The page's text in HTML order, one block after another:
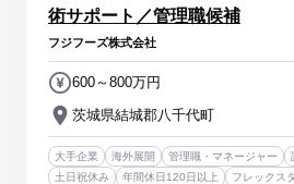
術サポート／管理職候補
フジフーズ株式会社
茨城県結城郡八千代町
600～800万円
大手企業 海外展開 管理職・マネージャー
土日祝休み
年間休日120日以上
フレックス